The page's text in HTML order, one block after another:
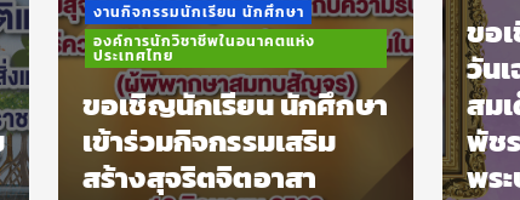
งานกิจกรรมนักเรียน นักศึกษา
องค์การนักวิชาชีพในอนาคตแห่ง
ประเทศไทย
ขอเชิญนักเรียน นักศึกษา
เข้าร่วมกิจกรรมเสริม
สร้างสุจริตจิตอาสา
ขอ
วัน
สม
พัช
พร